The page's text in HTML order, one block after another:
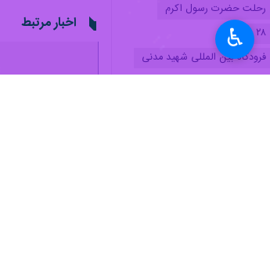
رحلت حضرت رسول اکرم
۲۸ صفر
فرودگاه بین‌ المللی شهید مدنی
اخبار مرتبط ♿︎